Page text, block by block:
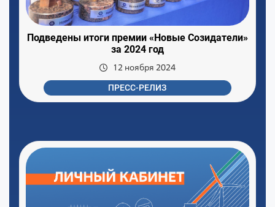
Подведены итоги премии «Новые Созидатели»
за 2024 год
12 ноября 2024
ПРЕСС-РЕЛИЗ